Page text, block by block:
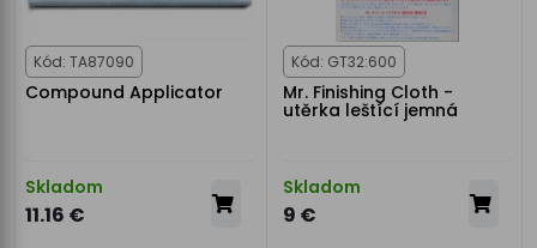
Kód: TA87090
Compound Applicator
Skladom
11.16 €
Kód: GT32:600
Mr. Finishing Cloth -
utěrka leštící jemná
Skladom
9 €